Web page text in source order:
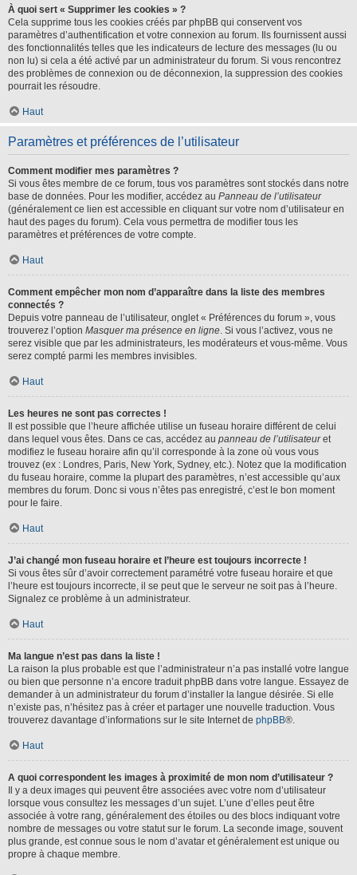
À quoi sert « Supprimer les cookies » ?
Cela supprime tous les cookies créés par phpBB qui conservent vos
paramètres d’authentification et votre connexion au forum. Ils fournissent aussi
des fonctionnalités telles que les indicateurs de lecture des messages (lu ou
non lu) si cela a été activé par un administrateur du forum. Si vous rencontrez
des problèmes de connexion ou de déconnexion, la suppression des cookies
pourrait les résoudre.
Haut
Paramètres et préférences de l’utilisateur
Comment modifier mes paramètres ?
Si vous êtes membre de ce forum, tous vos paramètres sont stockés dans notre
base de données. Pour les modifier, accédez au Panneau de l’utilisateur
(généralement ce lien est accessible en cliquant sur votre nom d’utilisateur en
haut des pages du forum). Cela vous permettra de modifier tous les
paramètres et préférences de votre compte.
Haut
Comment empêcher mon nom d’apparaître dans la liste des membres
connectés ?
Depuis votre panneau de l’utilisateur, onglet « Préférences du forum », vous
trouverez l’option Masquer ma présence en ligne. Si vous l’activez, vous ne
serez visible que par les administrateurs, les modérateurs et vous-même. Vous
serez compté parmi les membres invisibles.
Haut
Les heures ne sont pas correctes !
Il est possible que l’heure affichée utilise un fuseau horaire différent de celui
dans lequel vous êtes. Dans ce cas, accédez au panneau de l’utilisateuret
modifiez le fuseau horaire afin qu’il corresponde à la zone où vous vous
trouvez (ex : Londres, Paris, New York, Sydney, etc.). Notez que la modification
du fuseau horaire, comme la plupart des paramètres, n’est accessible qu’aux
membres du forum. Donc si vous n’êtes pas enregistré, c’est le bon moment
pour le faire.
Haut
J’ai changé mon fuseau horaire et l’heure est toujours incorrecte !
Si vous êtes sûr d’avoir correctement paramétré votre fuseau horaire et que
l’heure est toujours incorrecte, il se peut que le serveur ne soit pas à l’heure.
Signalez ce problème à un administrateur.
Haut
Ma langue n’est pas dans la liste !
La raison la plus probable est que l’administrateur n’a pas installé votre langue
ou bien que personne n’a encore traduit phpBB dans votre langue. Essayez de
demander à un administrateur du forum d’installer la langue désirée. Si elle
n’existe pas, n’hésitez pas à créer et partager une nouvelle traduction. Vous
trouverez davantage d’informations sur le site Internet de phpBB®.
Haut
A quoi correspondent les images à proximité de mon nom d’utilisateur ?
Il y a deux images qui peuvent être associées avec votre nom d’utilisateur
lorsque vous consultez les messages d’un sujet. L’une d’elles peut être
associée à votre rang, généralement des étoiles ou des blocs indiquant votre
nombre de messages ou votre statut sur le forum. La seconde image, souvent
plus grande, est connue sous le nom d’avatar et généralement est unique ou
propre à chaque membre.